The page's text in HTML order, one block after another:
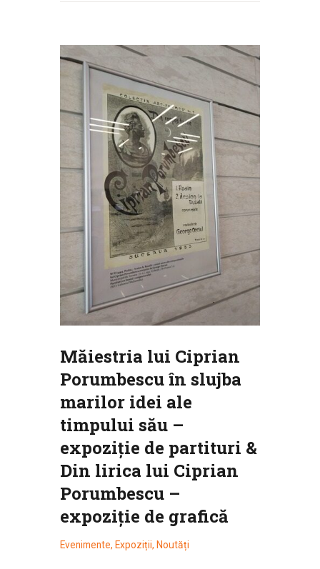
Măiestria lui Ciprian
Porumbescu în slujba
marilor idei ale
timpului său –
expoziție de partituri &
Din lirica lui Ciprian
Porumbescu –
expoziție de grafică
Evenimente, Expoziții, Noutăți